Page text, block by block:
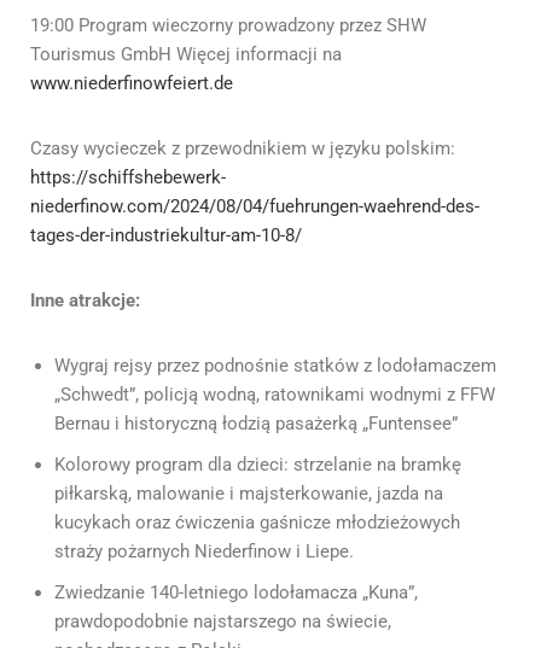
19:00 Program wieczorny prowadzony przez SHW
Tourismus GmbH Więcej informacji na
www.niederfinowfeiert.de
Czasy wycieczek z przewodnikiem w języku polskim:
https://schiffshebewerk-
niederfinow.com/2024/08/04/fuehrungen-waehrend-des-
tages-der-industriekultur-am-10-8/
Inne atrakcje:
Wygraj rejsy przez podnośnie statków z lodołamaczem
„Schwedt”, policją wodną, ratownikami wodnymi z FFW
Bernau i historyczną łodzią pasażerką „Funtensee”
Kolorowy program dla dzieci: strzelanie na bramkę
piłkarską, malowanie i majsterkowanie, jazda na
kucykach oraz ćwiczenia gaśnicze młodzieżowych
straży pożarnych Niederfinow i Liepe.
Zwiedzanie 140-letniego lodołamacza „Kuna”,
prawdopodobnie najstarszego na świecie,